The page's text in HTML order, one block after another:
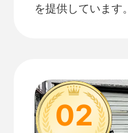
を提供しています。
02